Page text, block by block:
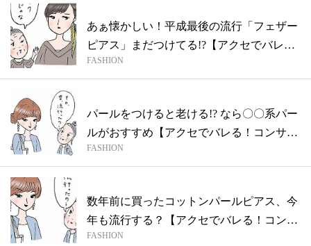
あぁ懐かしい！平成最後の流行「フェザー
ピアス」まだつけてる!?【アクセでバレ
る！...
FASHION
パールをつけると老ける!? なら〇〇系パー
ルがおすすめ【アクセでバレる！コンサ
婆...
FASHION
数年前に買ったコットンパールピアス、今
年も流行する？【アクセでバレる！コンサ
婆さ...
FASHION